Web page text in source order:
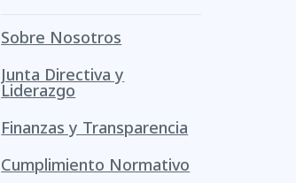
Sobre Nosotros
Junta Directiva y
Liderazgo
Finanzas y Transparencia
Cumplimiento Normativo